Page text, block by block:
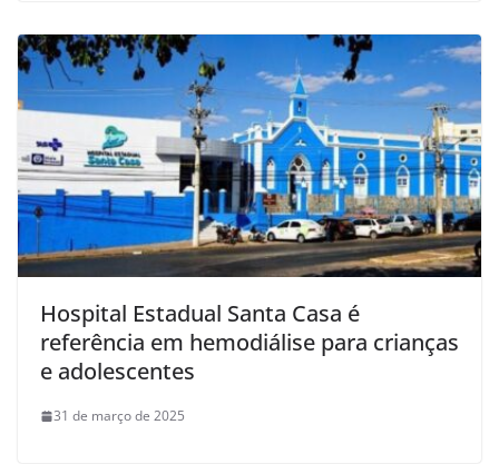
Hospital Estadual Santa Casa é
referência em hemodiálise para crianças
e adolescentes
31 de março de 2025